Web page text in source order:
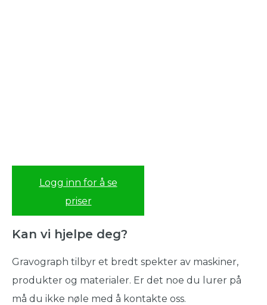
Logg inn for å se
priser
Kan vi hjelpe deg?
Gravograph tilbyr et bredt spekter av maskiner,
produkter og materialer. Er det noe du lurer på
må du ikke nøle med å kontakte oss.